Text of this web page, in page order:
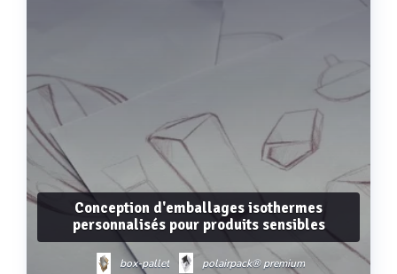
Conception d'emballages isothermes
personnalisés pour produits sensibles
box-pallet polairpack® premium